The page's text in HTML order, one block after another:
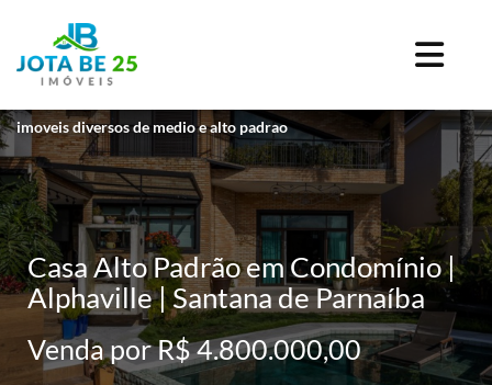
imoveis diversos de medio e alto padrao
Casa Alto Padrão em Condomínio |
Alphaville | Santana de Parnaíba
Venda por R$ 4.800.000,00